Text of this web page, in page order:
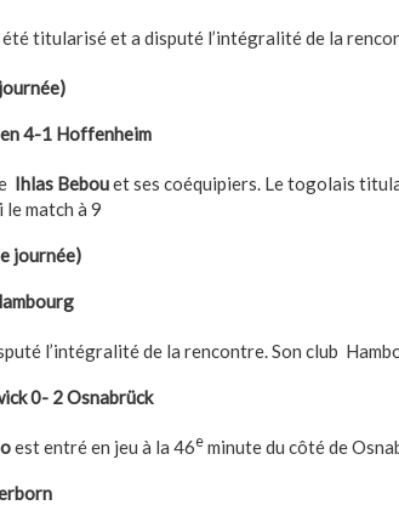
été titularisé et a disputé l’intégralité de la
journée)
4-1 Hoffenheim
Ihlas Bebouet ses coéquipiers. Le togolais
match à 9
journée)
l’intégralité de la rencontre. Son club
0- 2 Osnabrück
est entré en jeu à la 46e minute du côté de